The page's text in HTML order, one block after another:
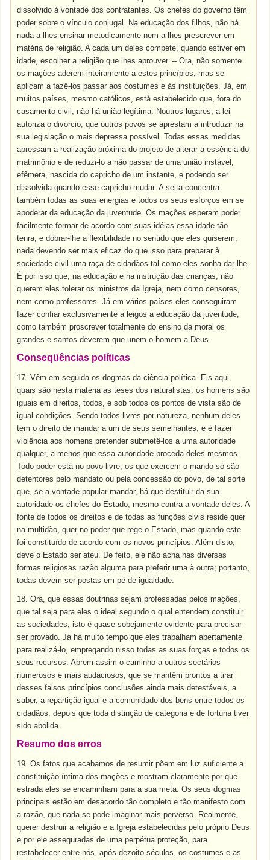
dissolvido à vontade dos contratantes. Os chefes do governo têm
poder sobre o vínculo conjugal. Na educação dos filhos, não há
nada a lhes ensinar metodicamente nem a lhes prescrever em
matéria de religião. A cada um deles compete, quando estiver em
idade, escolher a religião que lhes aprouver. – Ora, não somente
os mações aderem inteiramente a estes princípios, mas se
aplicam a fazê-los passar aos costumes e às instituições. Já, em
muitos países, mesmo católicos, está estabelecido que, fora do
casamento civil, não há união legítima. Noutros lugares, a lei
autoriza o divórcio, que outros povos se aprestam a introduzir na
sua legislação o mais depressa possível. Todas essas medidas
apressam a realização próxima do projeto de alterar a essência do
matrimônio e de reduzi-lo a não passar de uma união instável,
efêmera, nascida do capricho de um instante, e podendo ser
dissolvida quando esse capricho mudar. A seita concentra
também todas as suas energias e todos os seus esforços em se
apoderar da educação da juventude. Os mações esperam poder
facilmente formar de acordo com suas idéias essa idade tão
tenra, e dobrar-lhe a flexibilidade no sentido que eles quiserem,
nada devendo ser mais eficaz do que isso para preparar à
sociedade civil uma raça de cidadãos tal como eles sonha dar-lhe.
É por isso que, na educação e na instrução das crianças, não
querem eles tolerar os ministros da Igreja, nem como censores,
nem como professores. Já em vários países eles conseguiram
fazer confiar exclusivamente a leigos a educação da juventude,
como também proscrever totalmente do ensino da moral os
grandes e santos deverem que unem o homem a Deus.
Conseqüências políticas
17. Vêm em seguida os dogmas da ciência política. Eis aqui
quais são nesta matéria as teses dos naturalistas: os homens são
iguais em direitos, todos, e sob todos os pontos de vista são de
igual condições. Sendo todos livres por natureza, nenhum deles
tem o direito de mandar a um de seus semelhantes, e é fazer
violência aos homens pretender submetê-los a uma autoridade
qualquer, a menos que essa autoridade proceda deles mesmos.
Todo poder está no povo livre; os que exercem o mando só são
detentores pelo mandato ou pela concessão do povo, de tal sorte
que, se a vontade popular mandar, há que destituir da sua
autoridade os chefes do Estado, mesmo contra a vontade deles. A
fonte de todos os direitos e de todas as funções civis reside quer
na multidão, quer no poder que rege o Estado, mas quando este
foi constituído de acordo com os novos princípios. Além disto,
deve o Estado ser ateu. De feito, ele não acha nas diversas
formas religiosas razão alguma para preferir uma à outra; portanto,
todas devem ser postas em pé de igualdade.
18. Ora, que essas doutrinas sejam professadas pelos mações,
que tal seja para eles o ideal segundo o qual entendem constituir
as sociedades, isto é quase sobejamente evidente para precisar
ser provado. Já há muito tempo que eles trabalham abertamente
para realizá-lo, empregando nisso todas as suas forças e todos os
seus recursos. Abrem assim o caminho a outros sectários
numerosos e mais audaciosos, que se mantêm prontos a tirar
desses falsos princípios conclusões ainda mais detestáveis, a
saber, a repartição igual e a comunidade dos bens entre todos os
cidadãos, depois que toda distinção de categoria e de fortuna tiver
sido abolida.
Resumo dos erros
19. Os fatos que acabamos de resumir põem em luz suficiente a
constituição íntima dos mações e mostram claramente por que
estrada eles se encaminham para a sua meta. Os seus dogmas
principais estão em desacordo tão completo e tão manifesto com
a razão, que nada se pode imaginar mais perverso. Realmente,
querer destruir a religião e a Igreja estabelecidas pelo próprio Deus
e por ele asseguradas de uma perpétua proteção, para
restabelecer entre nós, após dezoito séculos, os costumes e as